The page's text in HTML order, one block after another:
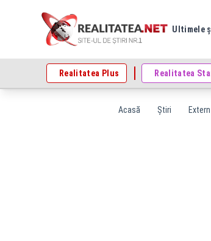
Ultimele
Realitatea Plus Realitatea
Acasă Știri Extern